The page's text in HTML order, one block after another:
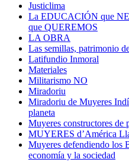
Justiclima
La EDUCACIÓN que
que QUEREMOS
LA OBRA
Las semillas, patrimonio
Latifundio Inmoral
Materiales
Militarismo NO
Miradoriu
Miradoriu de Muyeres
planeta
Muyeres constructores de
MUYERES d’América
Muyeres defendiendo los
economía y la sociedad